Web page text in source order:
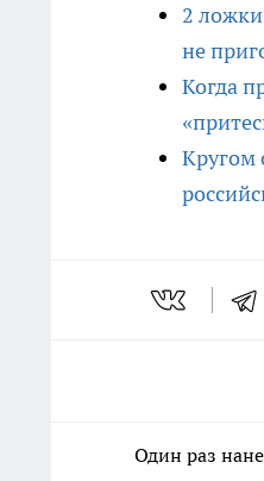
2
не
Когда
Кругом
Один раз